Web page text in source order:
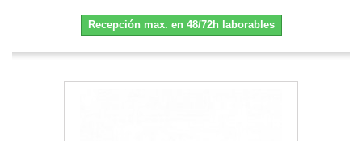
Recepción max. en 48/72h laborables